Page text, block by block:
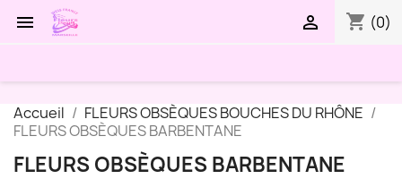
 shopping_cart (0)

Accueil
FLEURS OBSÈQUES BOUCHES DU RHÔNE
FLEURS OBSÈQUES BARBENTANE
FLEURS OBSÈQUES BARBENTANE